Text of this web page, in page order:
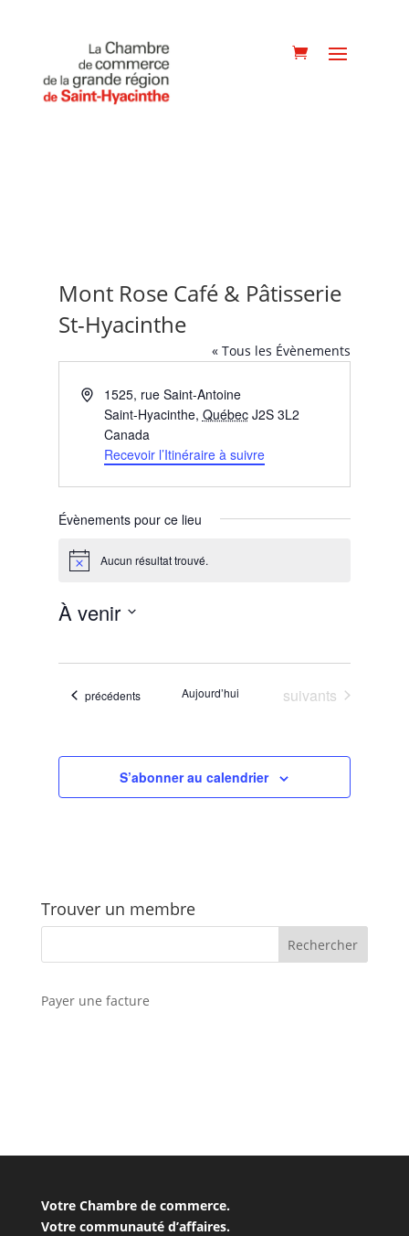
Mont Rose Café & Pâtisserie
St-Hyacinthe
« Tous les Évènements
Adresse1525, rue Saint-Antoine
Saint-Hyacinthe, Québec J2S 3L2
Canada
Recevoir l’Itinéraire à suivre
Évènements pour ce lieu
NoticeAucun résultat trouvé.
À venir
Évènements
précédents Aujourd’hui Évènements
suivants
S’abonner au calendrier
Trouver un membre
Payer une facture
Votre Chambre de commerce.
Votre communauté d’affaires.